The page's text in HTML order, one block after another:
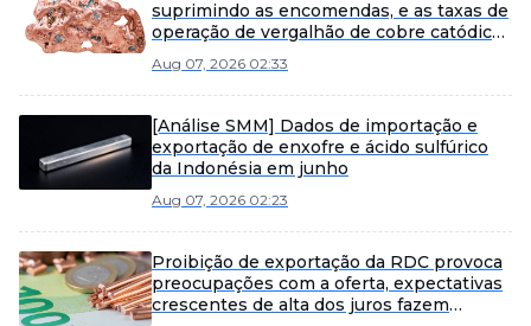
suprimindo as encomendas, e as taxas de
operação de vergalhão de cobre catódico
de Vergalhão de Cobre Catódico da SMM]
Aug 07, 2026 02:33
[Análise SMM] Dados de importação e
exportação de enxofre e ácido sulfúrico
da Indonésia em junho
Aug 07, 2026 02:23
Proibição de exportação da RDC provoca
preocupações com a oferta, expectativas
crescentes de alta dos juros fazem